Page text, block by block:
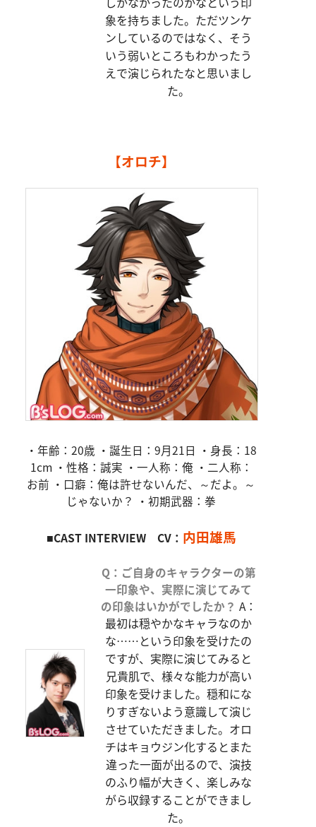
象を持ちました。ただツンケ
ンしているのではなく、そう
いう弱いところもわかったう
えで演じられたなと思いまし
た。
【オロチ】
・年齢：20歳 ・誕生日：9月21日 ・身長：18
1cm ・性格：誠実 ・一人称：俺 ・二人称：
お前 ・口癖：俺は許せないんだ、～だよ。～
じゃないか？ ・初期武器：拳
■CAST INTERVIEW CV： 内田雄馬
Q：ご自身のキャラクターの第
一印象や、実際に演じてみて
の印象はいかがでしたか？ A：
最初は穏やかなキャラなのか
な……という印象を受けたの
ですが、実際に演じてみると
兄貴肌で、様々な能力が高い
印象を受けました。穏和にな
りすぎないよう意識して演じ
させていただきました。オロ
チはキョウジン化するとまた
違った一面が出るので、演技
のふり幅が大きく、楽しみな
がら収録することができまし
た。